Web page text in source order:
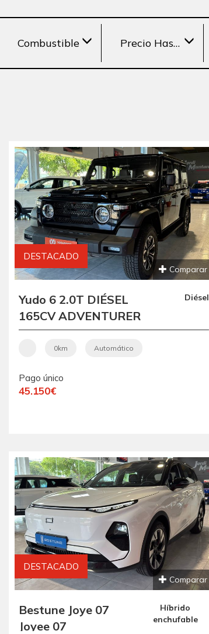
Combustible Precio Hasta
DESTACADO
Comparar
Yudo 6 2.0T DIÉSEL
165CV ADVENTURER
VEHÍCULO NUEVO
CON ENTREGA
UNIDADES
Diésel
0km Automático
Pago único
45.150€
DESTACADO
Comparar
Bestune Joye 07
Joyee 07
Híbrido
enchufable